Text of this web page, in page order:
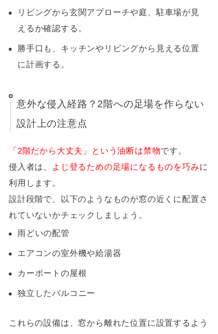
リビングから玄関アプローチや庭、駐車場が見
えるか確認する。
勝手口も、キッチンやリビングから見える位置
に計画する。
意外な侵入経路？2階への足場を作らない
設計上の注意点
「2階だから大丈夫」という油断は禁物です。
侵入者は、
よじ登るための足場になるものを巧みに
利用します。
設計段階で、以下のようなものが窓の近くに配置さ
れていないかチェックしましょう。
雨どいの配管
エアコンの室外機や給湯器
カーポートの屋根
独立したバルコニー
これらの設備は、窓から離れた位置に設置するよう